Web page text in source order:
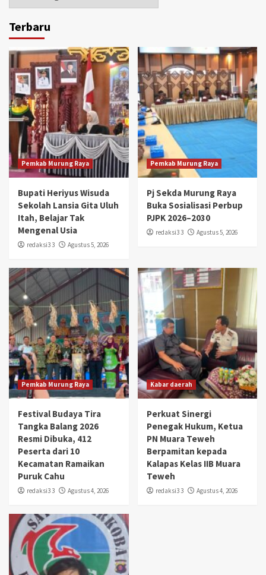
Terbaru
Pemkab Murung Raya
Bupati Heriyus Wisuda
Sekolah Lansia Gita Uluh
Itah, Belajar Tak
Mengenal Usia
redaksi3 3 Agustus 5, 2026
Pemkab Murung Raya
Pj Sekda Murung Raya
Buka Sosialisasi Perbup
PJPK 2026–2030
redaksi3 3 Agustus 5, 2026
Pemkab Murung Raya
Festival Budaya Tira
Tangka Balang 2026
Resmi Dibuka, 412
Peserta dari 10
Kecamatan Ramaikan
Puruk Cahu
redaksi3 3 Agustus 4, 2026
Kabar daerah
Perkuat Sinergi
Penegak Hukum, Ketua
PN Muara Teweh
Berpamitan kepada
Kalapas Kelas IIB Muara
Teweh
redaksi3 3 Agustus 4, 2026